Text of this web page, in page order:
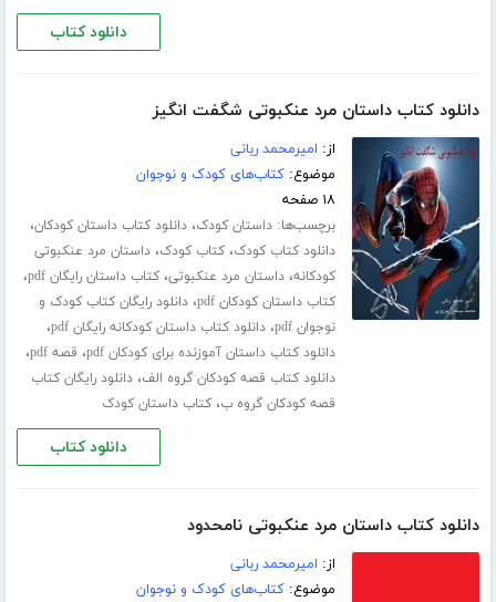
دانلود کتاب
دانلود کتاب داستان مرد عنکبوتی شگفت انگیز
از: امیرمحمد ربانی
موضوع:کتاب‌های کودک و نوجوان
۱۸ صفحه
برچسب‌ها:داستان کودک،دانلود کتاب داستان کودکان،
دانلود کتاب کودک،کتاب کودک،داستان مرد عنکبوتی
کودکانه،داستان مرد عنکبوتی،کتاب داستان رایگان pdf ،
کتاب داستان کودکان pdf ،دانلود رایگان کتاب کودک و
نوجوان pdf
،دانلود کتاب داستان کودکانه رایگان pdf ،
دانلود کتاب داستان آموزنده برای کودکان pdf ، قصه pdf ،
دانلود کتاب قصه کودکان گروه الف،دانلود رایگان کتاب
قصه کودکان گروه ب،کتاب داستان کودک
دانلود کتاب
دانلود کتاب داستان مرد عنکبوتی نامحدود
از: امیرمحمد ربانی
موضوع:کتاب‌های کودک و نوجوان